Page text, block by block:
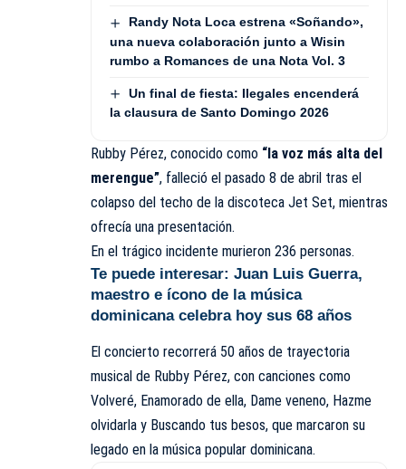
Randy Nota Loca estrena «Soñando»,
una nueva colaboración junto a Wisin
rumbo a Romances de una Nota Vol. 3
Un final de fiesta: Ilegales encenderá
la clausura de Santo Domingo 2026
Rubby Pérez, conocido como “la voz más alta del
merengue”, falleció el pasado 8 de abril tras el
colapso del techo de la discoteca Jet Set, mientras
ofrecía una presentación.
En el trágico incidente murieron 236 personas.
Te puede interesar: Juan Luis Guerra,
maestro e ícono de la música
dominicana celebra hoy sus 68 años
El concierto recorrerá 50 años de trayectoria
musical de Rubby Pérez, con canciones como
Volveré, Enamorado de ella, Dame veneno, Hazme
olvidarla y Buscando tus besos, que marcaron su
legado en la música popular dominicana.